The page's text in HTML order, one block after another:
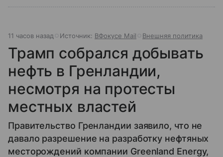
11 часов назад Источник: ВФокусе Mail Внешняя политика
Трамп собрался добывать
нефть в Гренландии,
несмотря на протесты
местных властей
Правительство Гренландии заявило, что не
давало разрешение на разработку нефтяных
месторождений компании Greenland Energy,